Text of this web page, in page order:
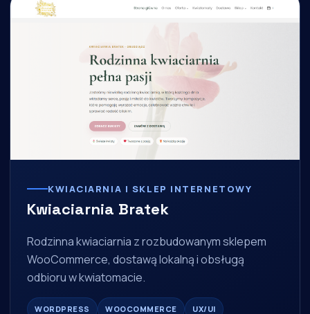
KWIACIARNIA I SKLEP INTERNETOWY
Kwiaciarnia Bratek
Rodzinna kwiaciarnia z rozbudowanym sklepem
WooCommerce, dostawą lokalną i obsługą
odbioru w kwiatomacie.
WORDPRESS WOOCOMMERCE UX/UI